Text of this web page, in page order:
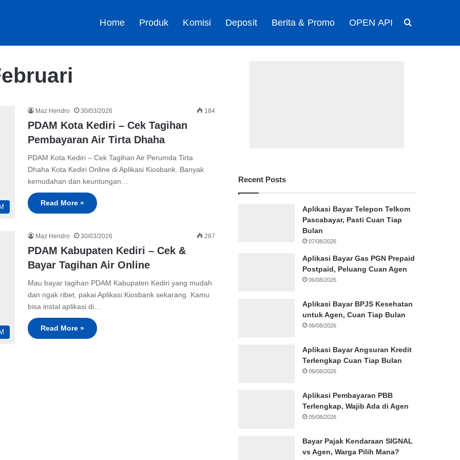
Home Produk Komisi Deposit Berita & Promo OPEN API
Maz Hendro 30/03/2026 184
PDAM Kota Kediri – Cek Tagihan
Pembayaran Air Tirta Dhaha
PDAM Kota Kediri – Cek Tagihan Air Perumda Tirta
Dhaha Kota Kediri Online di Aplikasi Kiosbank. Banyak
kemudahan dan keuntungan…
Read More »
Maz Hendro 30/03/2026 267
PDAM Kabupaten Kediri – Cek &
Bayar Tagihan Air Online
Mau bayar tagihan PDAM Kabupaten Kediri yang mudah
dan ngak ribet, pakai Aplikasi Kiosbank sekarang. Kamu
bisa instal aplikasi di…
Read More »
Recent Posts
Aplikasi Bayar Telepon Telkom
Pascabayar, Pasti Cuan Tiap
Bulan
07/08/2026
Aplikasi Bayar Gas PGN Prepaid
Postpaid, Peluang Cuan Agen
06/08/2026
Aplikasi Bayar BPJS Kesehatan
untuk Agen, Cuan Tiap Bulan
06/08/2026
Aplikasi Bayar Angsuran Kredit
Terlengkap Cuan Tiap Bulan
06/08/2026
Aplikasi Pembayaran PBB
Terlengkap, Wajib Ada di Agen
05/08/2026
Bayar Pajak Kendaraan SIGNAL
vs Agen, Warga Pilih Mana?